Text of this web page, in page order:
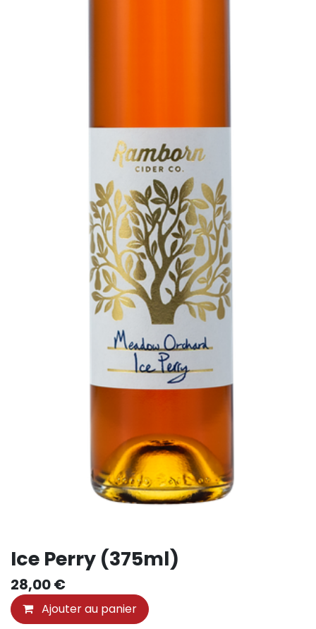
Ice Perry (375ml)
28,00€
Ajouter au panier